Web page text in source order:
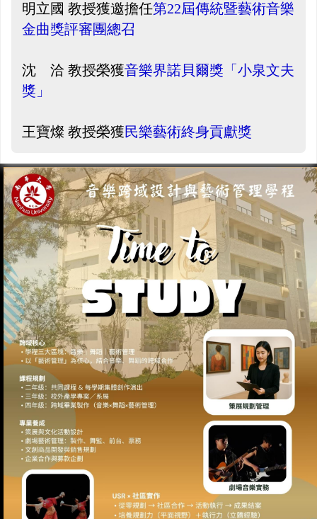
明立國 教授獲邀擔任第22屆傳統暨藝術音樂
金曲獎評審團總召
沈 洽 教授榮獲音樂界諾貝爾獎「小泉文夫
獎」
王寶燦 教授榮獲民樂藝術終身貢獻獎